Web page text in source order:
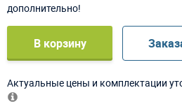
дополнительно!
В корзину
Актуальные цены и комплектации